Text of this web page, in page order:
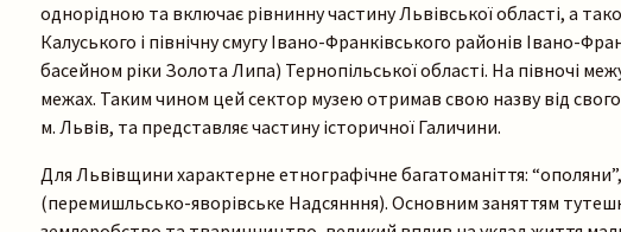
однорідною та включає рівнинну частину Львівської області, а
Калуського і північну смугу Івано-Франківського районів Івано-
басейном ріки Золота Липа) Тернопільської області. На півночі
межах. Таким чином цей сектор музею отримав свою назву від
м. Львів, та представляє частину історичної Галичини.
Для Львівщини характерне етнографічне багатоманіття: “ополяни”,
(перемишльсько-яворівське Надсянння). Основним заняттям